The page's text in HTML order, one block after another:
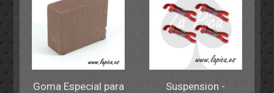
Goma Especial para
Suspension -